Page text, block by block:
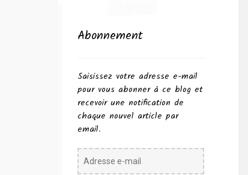
Abonnement
Saisissez votre adresse e-mail
pour vous abonner à ce blog et
recevoir une notification de
chaque nouvel article par
email.
Adresse
e-